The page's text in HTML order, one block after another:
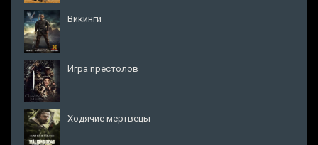
Викинги
Игра престолов
Ходячие мертвецы